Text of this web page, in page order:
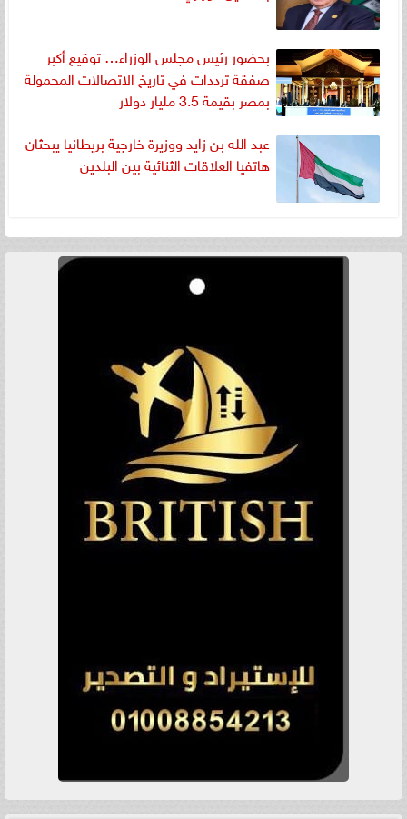
بحضور رئيس مجلس الوزراء… توقيع أكبر
صفقة ترددات في تاريخ الاتصالات المحمولة
بمصر بقيمة 3.5 مليار دولار
عبد الله بن زايد ووزيرة خارجية بريطانيا يبحثان
هاتفيا العلاقات الثنائية بين البلدين